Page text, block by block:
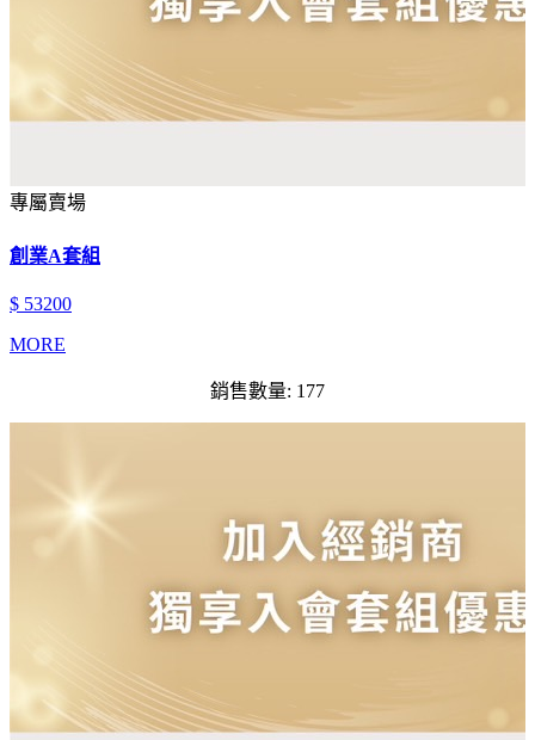
專屬賣場
創業A套組
$ 53200
MORE
銷售數量: 177